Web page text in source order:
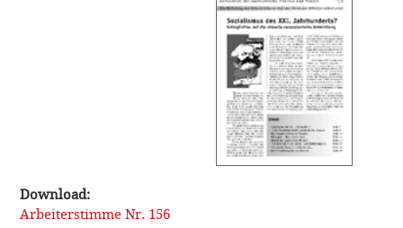
Download:
Arbeiterstimme Nr. 156